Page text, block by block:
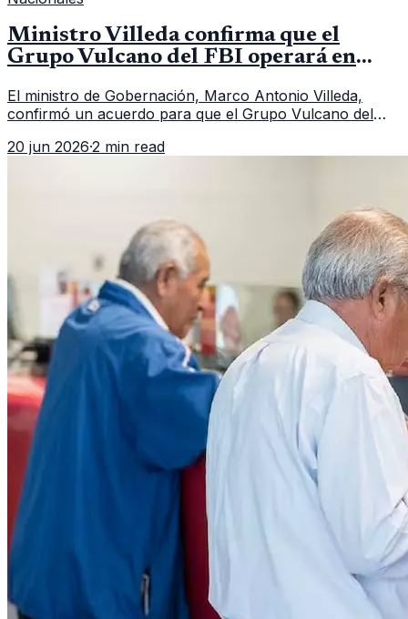
Ministro Villeda confirma que el
Grupo Vulcano del FBI operará en
El ministro de Gobernación, Marco Antonio Villeda,
confirmó un acuerdo para que el Grupo Vulcano del
fallido con la administración anterior del Ministerio
20 jun 2026·2 min read